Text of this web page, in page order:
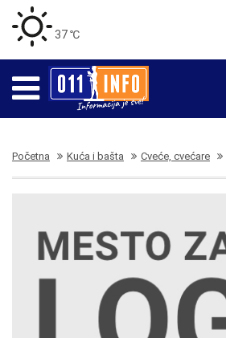
37 ℃
Početna Kuća i bašta Cveće, cvećare